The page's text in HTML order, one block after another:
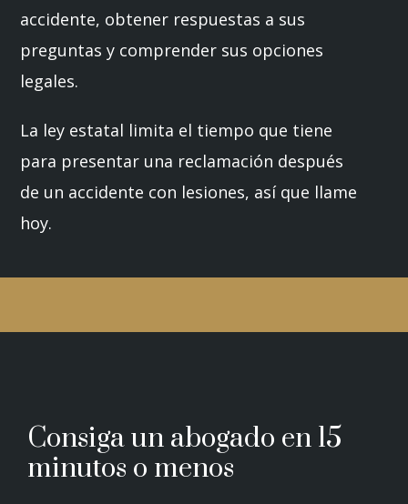
accidente, obtener respuestas a sus
preguntas y comprender sus opciones
legales.
La ley estatal limita el tiempo que tiene
para presentar una reclamación después
de un accidente con lesiones, así que llame
hoy.
Consiga un abogado en 15
minutos o menos